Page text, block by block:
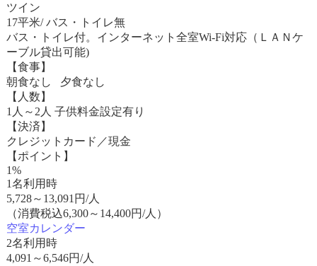
ツイン
17平米/ バス・トイレ無
バス・トイレ付。インターネット全室Wi-Fi対応（ＬＡＮケ
ーブル貸出可能)
【食事】
朝食なし 夕食なし
【人数】
1人～2人 子供料金設定有り
【決済】
クレジットカード／現金
【ポイント】
1%
1名利用時
5,728～ 13,091 円/人
（消費税込6,300～14,400円/人）
空室カレンダー
2名利用時
4,091 ～6,546円/人